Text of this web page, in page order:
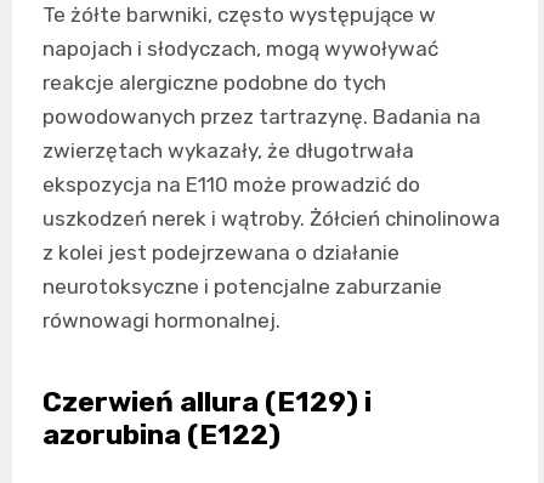
Te żółte barwniki, często występujące w
napojach i słodyczach, mogą wywoływać
reakcje alergiczne podobne do tych
powodowanych przez tartrazynę. Badania na
zwierzętach wykazały, że długotrwała
ekspozycja na E110 może prowadzić do
uszkodzeń nerek i wątroby. Żółcień chinolinowa
z kolei jest podejrzewana o działanie
neurotoksyczne i potencjalne zaburzanie
równowagi hormonalnej.
Czerwień allura (E129) i
azorubina (E122)